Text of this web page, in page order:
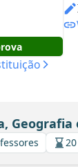
Geografia